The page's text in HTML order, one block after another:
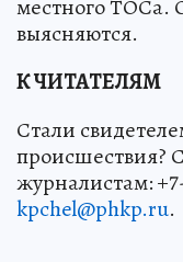
местного ТОСа.
выясняются.
К ЧИТАТЕЛЯМ
Стали
происшествия?
журналистам:
kpchel@phkp.ru.